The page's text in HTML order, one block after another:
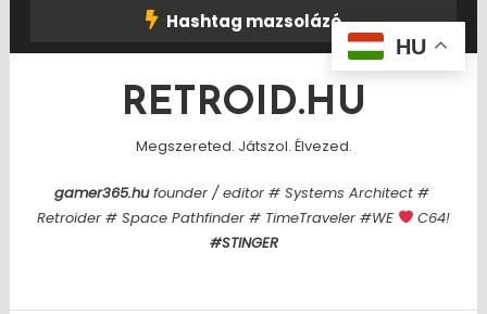
Hashtag mazsolázó
RETROID.HU
Megszereted. Játszol. Élvezed.
gamer365.hufounder / editor # Systems Architect #
Retroider # Space Pathfinder # TimeTraveler #WE
C64!
#STINGER
HU